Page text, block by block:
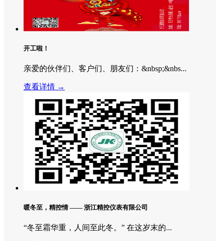
开工啦！
亲爱的伙伴们、客户们、朋友们：&nbsp;&nbs...
查看详情 →
暖冬至，精控情 —— 浙江精控仪表有限公司
“冬至霜华重，人间至此冬。” 在这岁末的...